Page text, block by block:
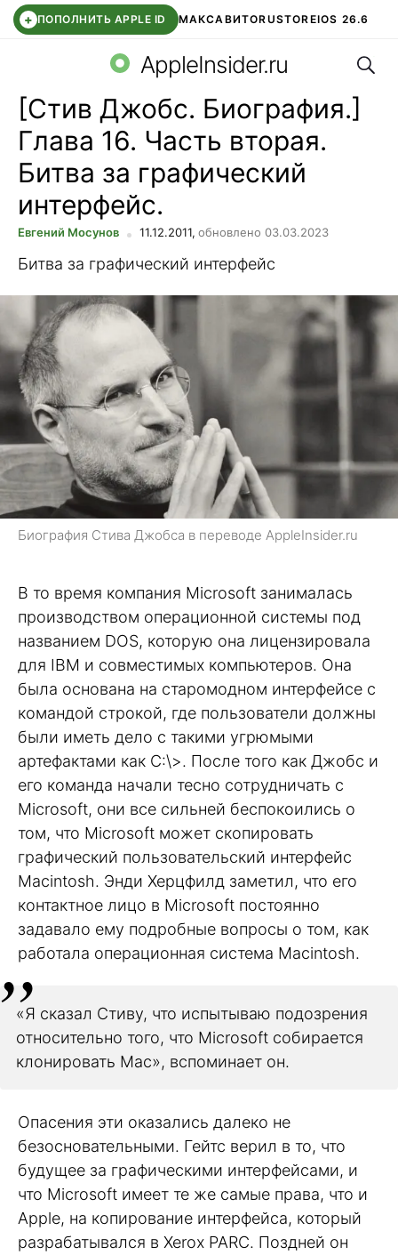
+ ПОПОЛНИТЬ APPLE ID МАКСАВИТОRUSTOREIOS 26.6
СБЕР КИДС ВТБ ОНЛАЙН ЧАТ В ROBLOX
AppleInsider.ru
[Стив Джобс. Биография.]
Глава 16. Часть вторая.
Битва за графический
интерфейс.
Евгений Мосунов 11.12.2011, обновлено 03.03.2023
Битва за графический интерфейс
Биография Стива Джобса в переводе AppleInsider.ru
В то время компания Microsoft занималась
производством операционной системы под
названием DOS, которую она лицензировала
для IBM и совместимых компьютеров. Она
была основана на старомодном интерфейсе с
командой строкой, где пользователи должны
были иметь дело с такими угрюмыми
артефактами как C:\>. После того как Джобс и
его команда начали тесно сотрудничать с
Microsoft, они все сильней беспокоились о
том, что Microsoft может скопировать
графический пользовательский интерфейс
Macintosh. Энди Херцфилд заметил, что его
контактное лицо в Microsoft постоянно
задавало ему подробные вопросы о том, как
работала операционная система Macintosh.
«Я сказал Стиву, что испытываю подозрения
относительно того, что Microsoft собирается
клонировать Mac», вспоминает он.
Опасения эти оказались далеко не
безосновательными. Гейтс верил в то, что
будущее за графическими интерфейсами, и
что Microsoft имеет те же самые права, что и
Apple, на копирование интерфейса, который
разрабатывался в Xerox PARC. Поздней он